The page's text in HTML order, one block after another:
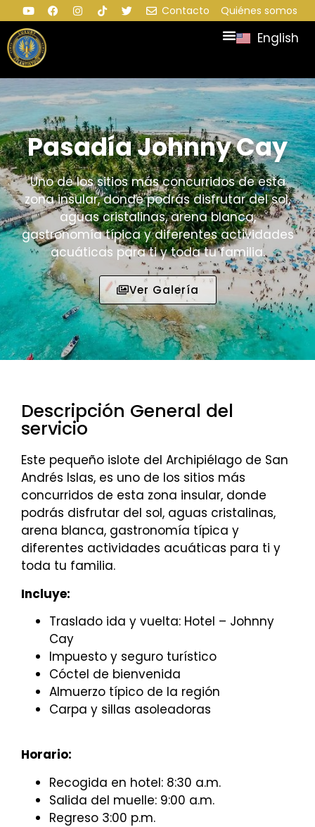
Contacto Quiénes somos
English
Pasadía Johnny Cay
Uno de los sitios más concurridos de esta
zona insular, donde podrás disfrutar del sol,
aguas cristalinas, arena blanca,
gastronomía típica y diferentes actividades
acuáticas para ti y toda tu familia.
Ver Galería
Descripción General del
servicio
Este pequeño islote del Archipiélago de San
Andrés Islas, es uno de los sitios más
concurridos de esta zona insular, donde
podrás disfrutar del sol, aguas cristalinas,
arena blanca, gastronomía típica y
diferentes actividades acuáticas para ti y
toda tu familia.
Incluye:
Traslado ida y vuelta: Hotel – Johnny
Cay
Impuesto y seguro turístico
Cóctel de bienvenida
Almuerzo típico de la región
Carpa y sillas asoleadoras
Horario:
Recogida en hotel: 8:30 a.m.
Salida del muelle: 9:00 a.m.
Regreso 3:00 p.m.